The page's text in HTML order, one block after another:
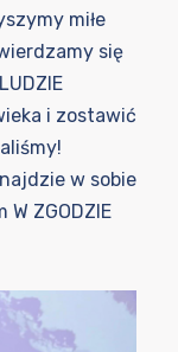
miłe
się
i zostawić
w sobie
ZGODZIE